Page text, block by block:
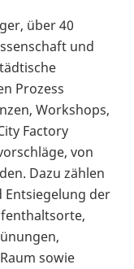
über 40
und
Prozess
Workshops,
Factory
von
Dazu zählen
der
sowie